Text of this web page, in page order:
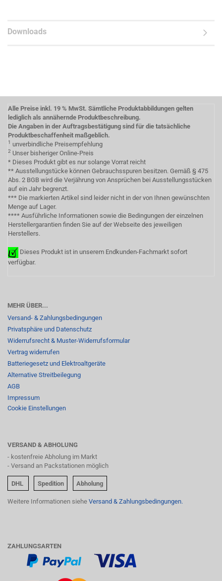
Downloads
Alle Preise inkl. 19 % MwSt. Sämtliche Produktabbildungen gelten
lediglich als annähernde Produktbeschreibung.
Die Angaben in der Auftragsbestätigung sind für die tatsächliche
Produktbeschaffenheit maßgeblich.
1 unverbindliche Preisempfehlung
2 Unser bisheriger Online-Preis
* Dieses Produkt gibt es nur solange Vorrat reicht
** Ausstellungstücke können Gebrauchsspuren besitzen. Gemäß § 475
Abs. 2 BGB wird die Verjährung von Ansprüchen bei Ausstellungsstücken
auf ein Jahr begrenzt.
*** Die markierten Artikel sind leider nicht in der von Ihnen gewünschten
Menge auf Lager.
**** Ausführliche Informationen sowie die Bedingungen der einzelnen
Herstellergarantien finden Sie auf der Webseite des jeweiligen
Herstellers.
Dieses Produkt ist in unserem Endkunden-Fachmarkt sofort
verfügbar.
MEHR ÜBER...
Versand- & Zahlungsbedingungen
Privatsphäre und Datenschutz
Widerrufsrecht & Muster-Widerrufsformular
Vertrag widerrufen
Batteriegesetz und Elektroaltgeräte
Alternative Streitbeilegung
AGB
Impressum
Cookie Einstellungen
VERSAND & ABHOLUNG
- kostenfreie Abholung im Markt
- Versand an Packstationen möglich
DHL Spedition Abholung
Weitere Informationen siehe Versand & Zahlungsbedingungen.
ZAHLUNGSARTEN